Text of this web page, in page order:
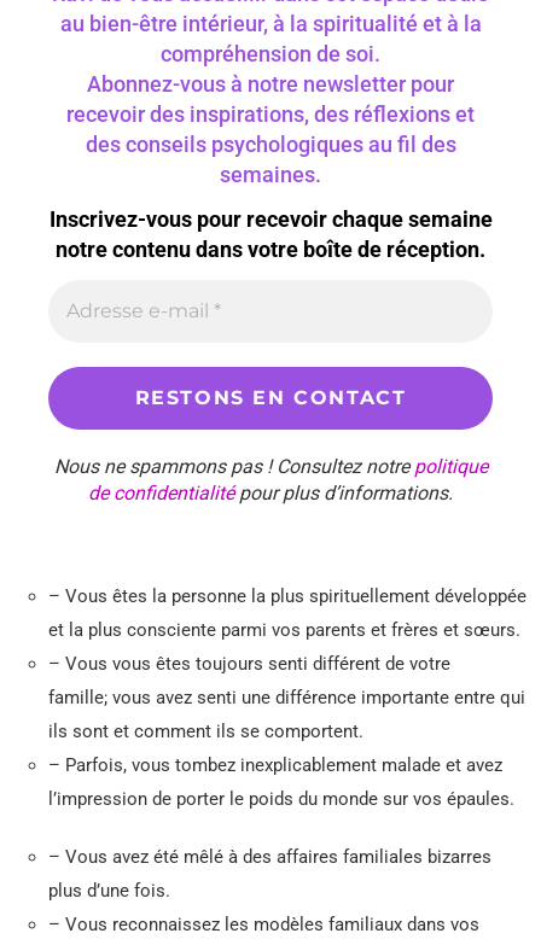
au bien-être intérieur, à la spiritualité et à la
compréhension de soi.
Abonnez-vous à notre newsletter pour
recevoir des inspirations, des réflexions et
des conseils psychologiques au fil des
semaines.
Inscrivez-vous pour recevoir chaque semaine
notre contenu dans votre boîte de réception.
Nous ne spammons pas ! Consultez notrepolitique
de confidentialitépour plus d’informations.
– Vous êtes la personne la plus spirituellement développée
et la plus consciente parmi vos parents et frères et sœurs.
– Vous vous êtes toujours senti différent de votre
famille; vous avez senti une différence importante entre qui
ils sont et comment ils se comportent.
– Parfois, vous tombez inexplicablement malade et avez
l’impression de porter le poids du monde sur vos épaules.
– Vous avez été mêlé à des affaires familiales bizarres
plus d’une fois.
– Vous reconnaissez les modèles familiaux dans vos